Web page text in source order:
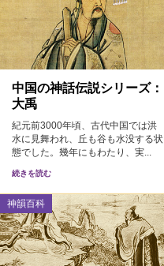
中国の神話伝説シリーズ：
大禹
紀元前3000年頃、古代中国では洪
水に見舞われ、丘も谷も水没する状
態でした。幾年にもわたり、実...
続きを読む
神韻百科